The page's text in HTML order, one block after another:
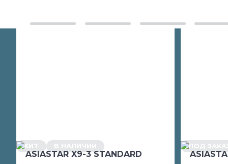
ХИТ В НАЛИЧИИ
ASIASTAR X9-3 STANDARD
ПОД